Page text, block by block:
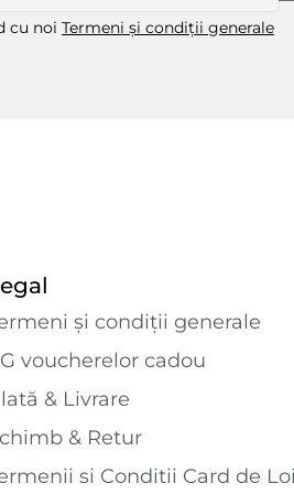
cu noi Termeni și condiții generale
și condiții generale
voucherelor cadou
& Livrare
& Retur
si Conditii Card de